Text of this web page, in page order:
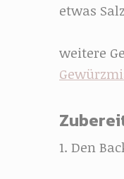
etwas
weitere
1. Den